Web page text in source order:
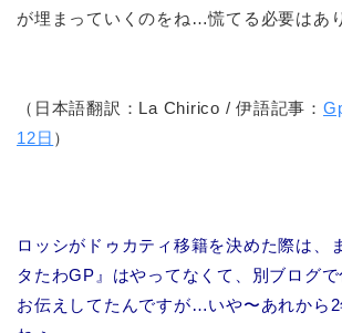
が埋まっていくのをね…慌てる必要はあ
（日本語翻訳：La Chirico / 伊語記事：
12日 ）
ロッシがドゥカティ移籍を決めた際は、
タたわGP』はやってなくて、別ブログ
お伝えしてたんですが…いや〜あれから